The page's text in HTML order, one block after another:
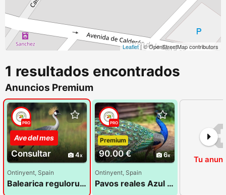
Leaflet| © OpenStreetMap contributors
1 resultados encontrados
Anuncios Premium
Consultar 4
PRO
Premium
Ave del mes
Ontinyent, Spain
Balearica regulorum - Grullas coronadas
90.00 € 6
PRO
Premium
Ontinyent, Spain
Pavos reales Azul Joven de 2025
Tu